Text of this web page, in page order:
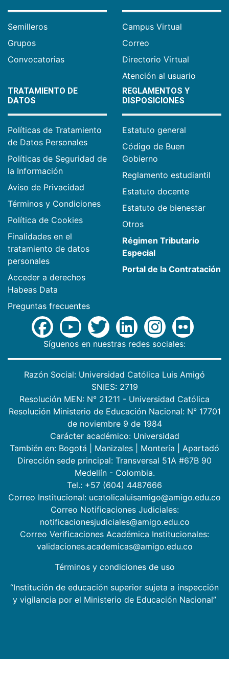
Semilleros
Grupos
Convocatorias
Campus Virtual
Correo
Directorio Virtual
Atención al usuario
TRATAMIENTO DE
DATOS
Políticas de Tratamiento
de Datos Personales
Políticas de Seguridad de
la Información
Aviso de Privacidad
Términos y Condiciones
Política de Cookies
Finalidades en el
tratamiento de datos
personales
Acceder a derechos
Habeas Data
Preguntas frecuentes
REGLAMENTOS Y
DISPOSICIONES
Estatuto general
Código de Buen
Gobierno
Reglamento estudiantil
Estatuto docente
Estatuto de bienestar
Otros
Régimen Tributario
Especial
Portal de la Contratación
Síguenos en nuestras redes sociales:
Razón Social: Universidad Católica Luis Amigó
SNIES: 2719
Resolución MEN: N° 21211 - Universidad Católica
Resolución Ministerio de Educación Nacional: N° 17701
de noviembre 9 de 1984
Carácter académico: Universidad
También en: Bogotá Manizales Montería
Apartadó
Dirección sede principal: Transversal 51A #67B 90
Medellín - Colombia.
Tel.: +57 (604) 4487666
Correo Institucional: ucatolicaluisamigo@amigo.edu.co
Correo Notificaciones Judiciales:
notificacionesjudiciales@amigo.edu.co
Correo Verificaciones Académica Institucionales:
validaciones.academicas@amigo.edu.co
Términos y condiciones de uso
“Institución de educación superior sujeta a inspección
y vigilancia por el Ministerio de Educación Nacional”